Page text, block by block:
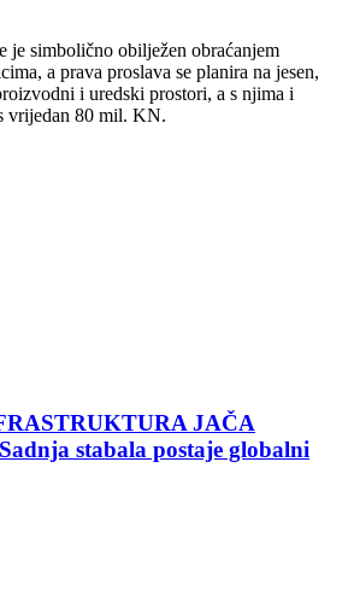
je simbolično obilježen obraćanjem
a prava proslava se planira na jesen,
i uredski prostori, a s njima i
vrijedan 80 mil. KN.
JAČA
stabala postaje globalni